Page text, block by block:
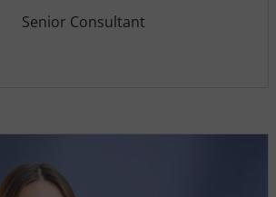
Senior Consultant